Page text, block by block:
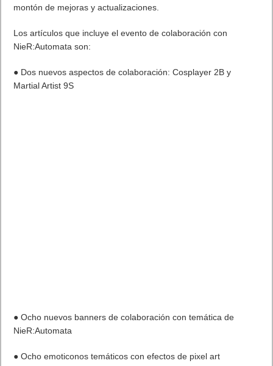
montón de mejoras y actualizaciones.
Los artículos que incluye el evento de colaboración con
NieR:Automata son:
● Dos nuevos aspectos de colaboración: Cosplayer 2B y
Martial Artist 9S
● Ocho nuevos banners de colaboración con temática de
NieR:Automata
● Ocho emoticonos temáticos con efectos de pixel art